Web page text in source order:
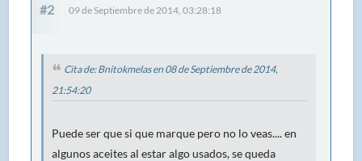
#2 09 de Septiembre de 2014, 03:28:18
Cita de: Bnitokmelas en 08 de Septiembre de 2014,
21:54:20
Puede ser que si que marque pero no lo veas.... en
algunos aceites al estar algo usados, se queda